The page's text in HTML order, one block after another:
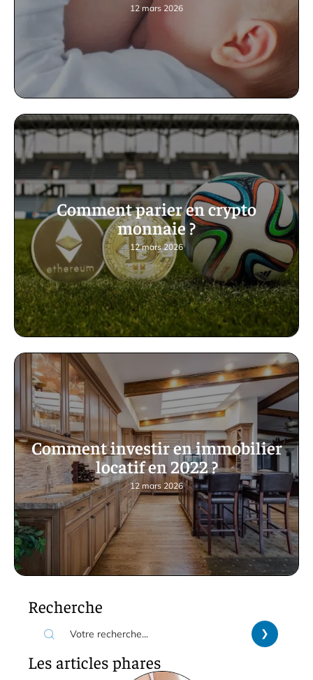
12 mars 2026
Comment parier en crypto
monnaie ?
12 mars 2026
Comment investir en immobilier
locatif en 2022 ?
12 mars 2026
Recherche
Les articles phares